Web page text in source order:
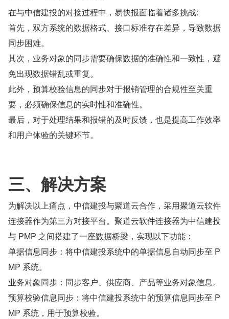
在与中信建投的对接过程中，易快报面临着诸多挑战:
首先，双方系统的数据格式、接口标准存在差异，导致数据
同步困难。
其次，业务对象的同步需要确保数据的准确性和一致性，避
免出现数据错乱或重复。
此外，预算校验信息的同步对于报销管理的合规性至关重
要，必须确保信息的实时性和准确性。
最后，对于处理结果和报错的及时反馈，也是提高工作效率
和用户体验的关键环节。
三、解决方案
为解决以上痛点，中信建投与聚道云合作，采用聚道云软件
连接器作为第三方对接平台。聚道云软件连接器为中信建投
与 PMP 之间搭建了一座数据桥梁，实现以下功能：
单据信息同步：将中信建投系统中的单据信息自动同步至 P
MP 系统。
业务对象同步：同步客户、供应商、产品等业务对象信息。
预算校验信息同步：将中信建投系统中的预算信息同步至 P
MP 系统，用于预算校验。